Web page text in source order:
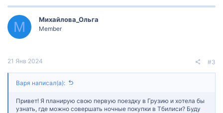
М Михайлова_Ольга
Member
21 Янв 2024 #3
Варя написал(а):
Привет! Я планирую свою первую поездку в Грузию и хотела бы
узнать, где можно совершать ночные покупки в Тбилиси? Буду